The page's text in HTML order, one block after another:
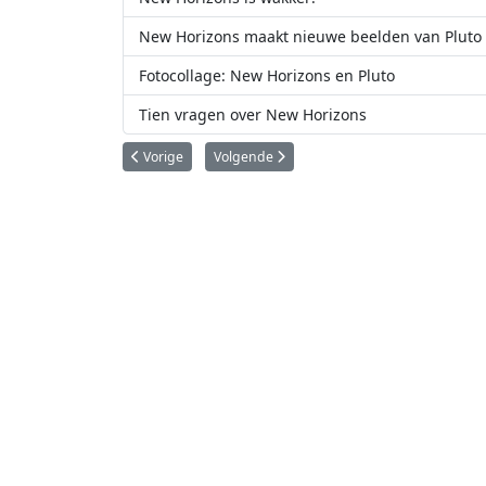
New Horizons maakt nieuwe beelden van Pluto
Fotocollage: New Horizons en Pluto
Tien vragen over New Horizons
Vorig artikel: New Horizons hervat op 7 juli haar
Vorige Volgende artikel: Heldere en donkere
Volgende